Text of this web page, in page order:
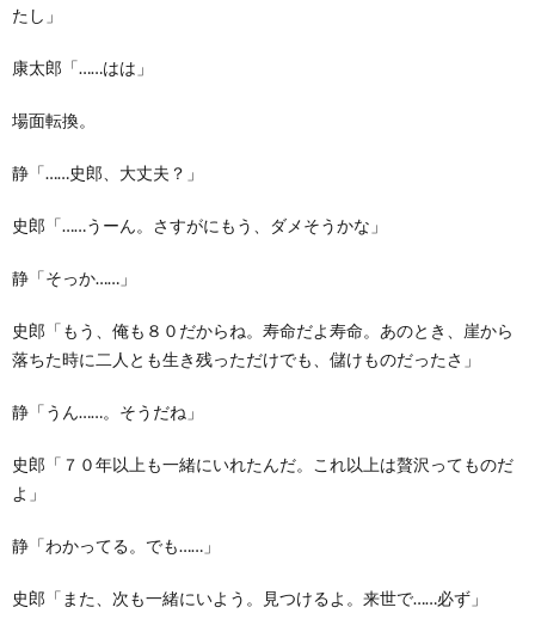
たし」
康太郎「……はは」
場面転換。
静「……史郎、大丈夫？」
史郎「……うーん。さすがにもう、ダメそうかな」
静「そっか……」
史郎「もう、俺も８０だからね。寿命だよ寿命。あのとき、崖から
落ちた時に二人とも生き残っただけでも、儲けものだったさ」
静「うん……。そうだね」
史郎「７０年以上も一緒にいれたんだ。これ以上は贅沢ってものだ
よ」
静「わかってる。でも……」
史郎「また、次も一緒にいよう。見つけるよ。来世で……必ず」